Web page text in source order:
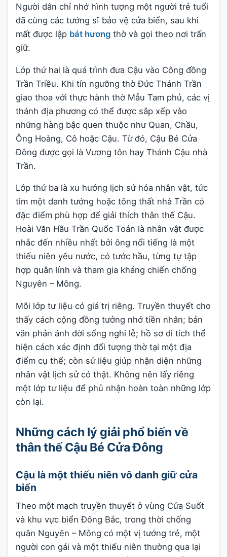
Người dân chỉ nhớ hình tượng một người trẻ tuổi
đã cùng các tướng sĩ bảo vệ cửa biển, sau khi
mất được lập bát hương thờ và gọi theo nơi trấn
giữ.
Lớp thứ hai là quá trình đưa Cậu vào Công đồng
Trần Triều. Khi tín ngưỡng thờ Đức Thánh Trần
giao thoa với thực hành thờ Mẫu Tam phủ, các vị
thánh địa phương có thể được sắp xếp vào
những hàng bậc quen thuộc như Quan, Chầu,
Ông Hoàng, Cô hoặc Cậu. Từ đó, Cậu Bé Cửa
Đông được gọi là Vương tôn hay Thánh Cậu nhà
Trần.
Lớp thứ ba là xu hướng lịch sử hóa nhân vật, tức
tìm một danh tướng hoặc tông thất nhà Trần có
đặc điểm phù hợp để giải thích thân thế Cậu.
Hoài Văn Hầu Trần Quốc Toản là nhân vật được
nhắc đến nhiều nhất bởi ông nổi tiếng là một
thiếu niên yêu nước, có tước hầu, từng tự tập
hợp quân lính và tham gia kháng chiến chống
Nguyên – Mông.
Mỗi lớp tư liệu có giá trị riêng. Truyền thuyết cho
thấy cách cộng đồng tưởng nhớ tiền nhân; bản
văn phản ánh đời sống nghi lễ; hồ sơ di tích thể
hiện cách xác định đối tượng thờ tại một địa
điểm cụ thể; còn sử liệu giúp nhận diện những
nhân vật lịch sử có thật. Không nên lấy riêng
một lớp tư liệu để phủ nhận hoàn toàn những lớp
còn lại.
Những cách lý giải phổ biến về
thân thế Cậu Bé Cửa Đông
Cậu là một thiếu niên vô danh giữ cửa
biển
Theo một mạch truyền thuyết ở vùng Cửa Suốt
và khu vực biển Đông Bắc, trong thời chống
quân Nguyên – Mông có một vị tướng trẻ, một
người con gái và một thiếu niên thường qua lại